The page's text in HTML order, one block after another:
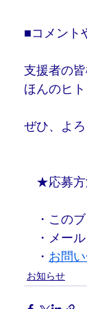
■コメント
支援者の
ほんのヒ
ぜひ、よ
★応募方
・このブ
・メール
・ お問
お知らせ